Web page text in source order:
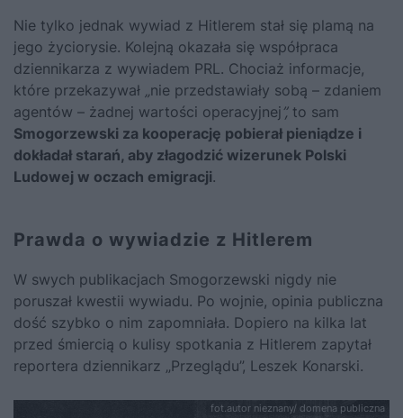
Nie tylko jednak wywiad z Hitlerem stał się plamą na
jego życiorysie. Kolejną okazała się współpraca
dziennikarza z wywiadem PRL. Chociaż informacje,
które przekazywał nie przedstawiały sobą – zdaniem
agentów – żadnej wartości operacyjnej ”,to sam
Smogorzewski za kooperację pobierał pieniądze i
dokładał starań, aby złagodzić wizerunek Polski
Ludowej w oczach emigracji.
Prawda o wywiadzie z Hitlerem
W swych publikacjach Smogorzewski nigdy nie
poruszał kwestii wywiadu. Po wojnie, opinia publiczna
dość szybko o nim zapomniała. Dopiero na kilka lat
przed śmiercią o kulisy spotkania z Hitlerem zapytał
reportera dziennikarz „Przeglądu”, Leszek Konarski.
fot.autor nieznany/ domena publiczna